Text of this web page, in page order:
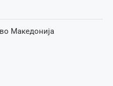
Македонија